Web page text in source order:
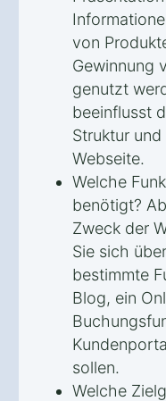
von
Gewinnung
genutzt
beeinflusst
Struktur
Webseite.
Welche
benötigt?
Zweck der
Sie sich
bestimmte
Blog, ein
sollen.
Welche